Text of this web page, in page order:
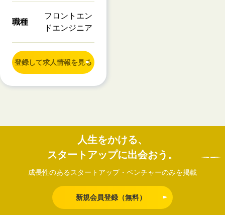
職種
フロントエン
ドエンジニア
登録して求人情報を見る
人生をかける、
スタートアップに出会おう。
成長性のあるスタートアップ・ベンチャーのみを掲載
新規会員登録（無料）